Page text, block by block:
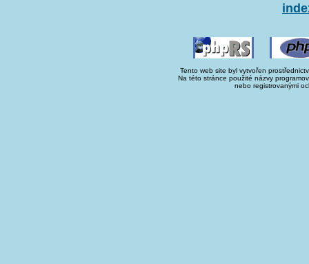
Tento web site byl vytvořen
Na této stránce použité názvy
nebo registrovanými